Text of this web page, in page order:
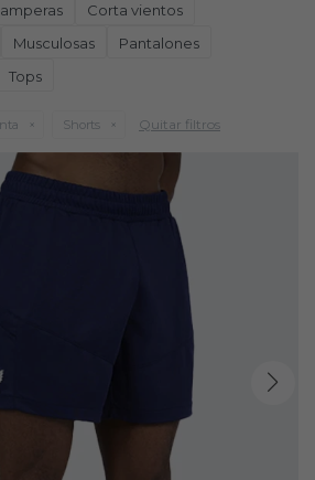
Corta vientos
Musculosas
Pantalones
Tops
Shorts Quitar filtros